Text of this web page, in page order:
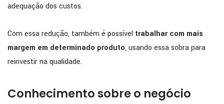
adequação dos custos.
Com essa redução, também é possível trabalhar com mais
margem em determinado produto, usando essa sobra para
reinvestir na qualidade.
Conhecimento sobre o negócio